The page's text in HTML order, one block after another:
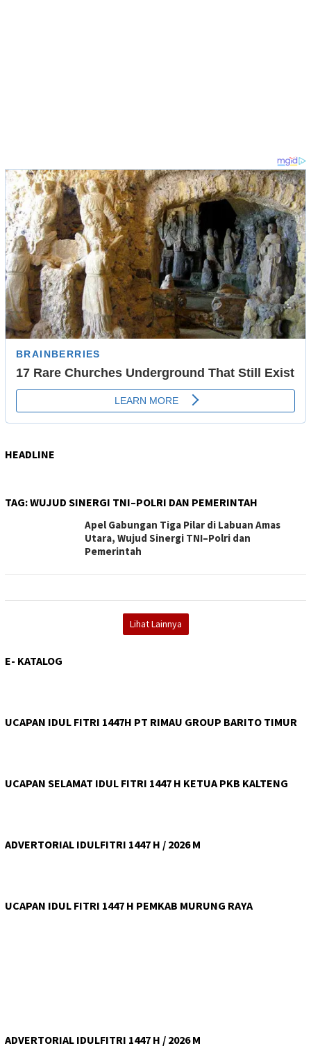
HEADLINE
TAG:WUJUD SINERGI TNI–POLRI DAN PEMERINTAH
Apel Gabungan Tiga Pilar di Labuan Amas
Utara, Wujud Sinergi TNI–Polri dan
Pemerintah
Lihat Lainnya
E- KATALOG
UCAPAN IDUL FITRI 1447H PT RIMAU GROUP BARITO TIMUR
UCAPAN SELAMAT IDUL FITRI 1447 H KETUA PKB KALTENG
ADVERTORIAL IDULFITRI 1447 H / 2026 M
UCAPAN IDUL FITRI 1447 H PEMKAB MURUNG RAYA
ADVERTORIAL IDULFITRI 1447 H / 2026 M